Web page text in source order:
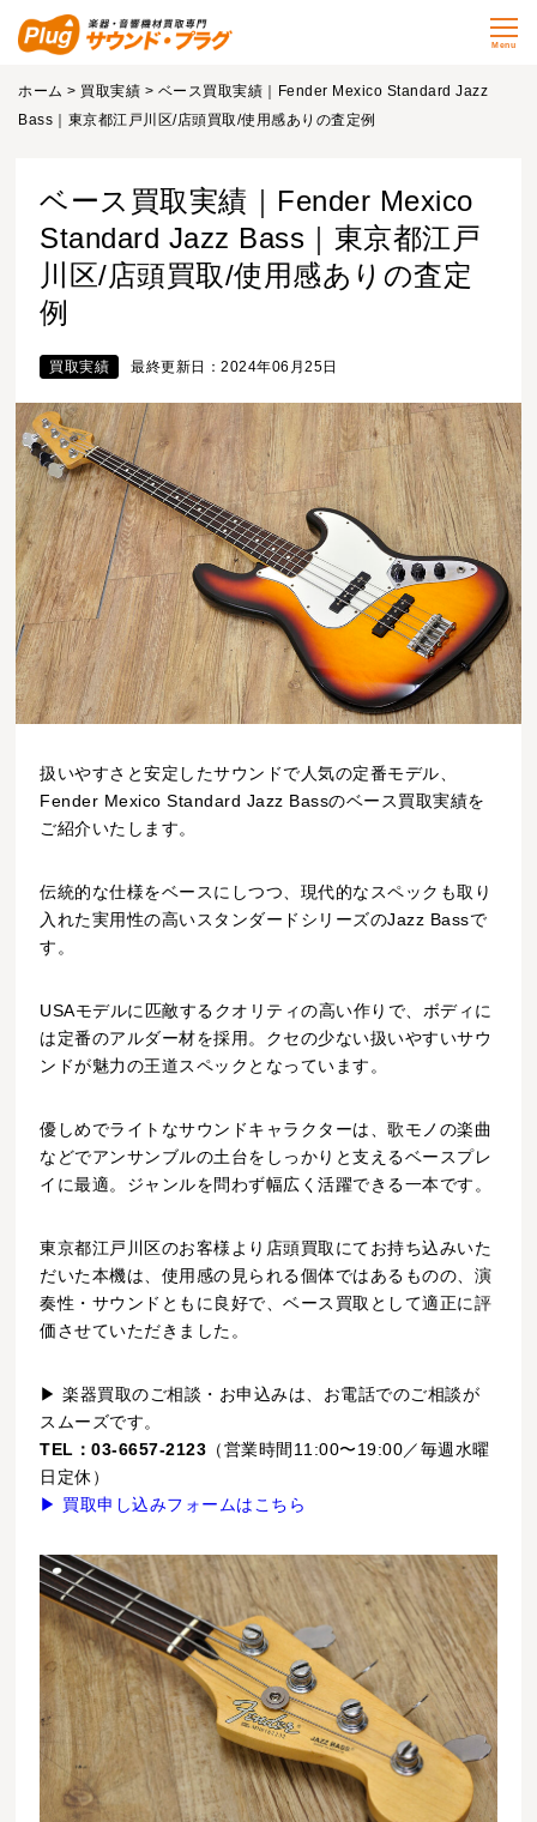
Menu
ホーム > 買取実績 > ベース買取実績｜Fender Mexico Standard Jazz
Bass｜東京都江戸川区/店頭買取/使用感ありの査定例
ベース買取実績｜Fender Mexico
Standard Jazz Bass｜東京都江戸
川区/店頭買取/使用感ありの査定
例
買取実績 最終更新日：2024年06月25日
扱いやすさと安定したサウンドで人気の定番モデル、
Fender Mexico Standard Jazz Bassのベース買取実績を
ご紹介いたします。
伝統的な仕様をベースにしつつ、現代的なスペックも取り
入れた実用性の高いスタンダードシリーズのJazz Bassで
す。
USAモデルに匹敵するクオリティの高い作りで、ボディに
は定番のアルダー材を採用。クセの少ない扱いやすいサウ
ンドが魅力の王道スペックとなっています。
優しめでライトなサウンドキャラクターは、歌モノの楽曲
などでアンサンブルの土台をしっかりと支えるベースプレ
イに最適。ジャンルを問わず幅広く活躍できる一本です。
東京都江戸川区のお客様より店頭買取にてお持ち込みいた
だいた本機は、使用感の見られる個体ではあるものの、演
奏性・サウンドともに良好で、ベース買取として適正に評
価させていただきました。
▶ 楽器買取のご相談・お申込みは、お電話でのご相談が
スムーズです。
TEL：03-6657-2123 （営業時間11:00〜19:00／毎週水曜
日定休）
▶ 買取申し込みフォームはこちら